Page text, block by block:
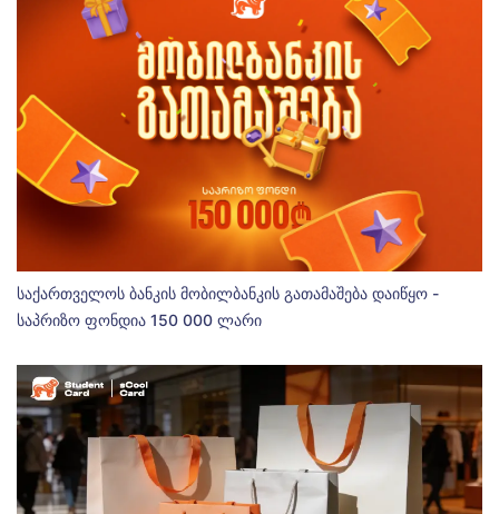
საქართველოს ბანკის მობილბანკის გათამაშება დაიწყო -
საპრიზო ფონდია 150 000 ლარი